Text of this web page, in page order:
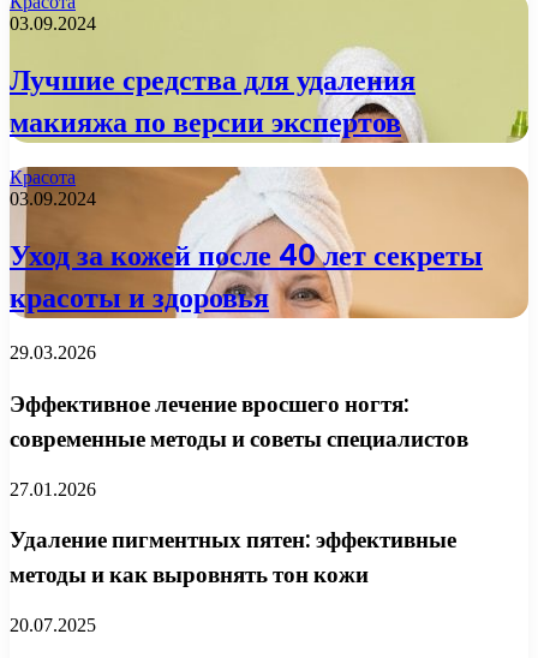
03.09.2024
Лучшие средства для удаления
макияжа по версии экспертов
Красота
03.09.2024
Уход за кожей после 40 лет секреты
красоты и здоровья
29.03.2026
Эффективное лечение вросшего ногтя:
современные методы и советы специалистов
27.01.2026
Удаление пигментных пятен: эффективные
методы и как выровнять тон кожи
20.07.2025